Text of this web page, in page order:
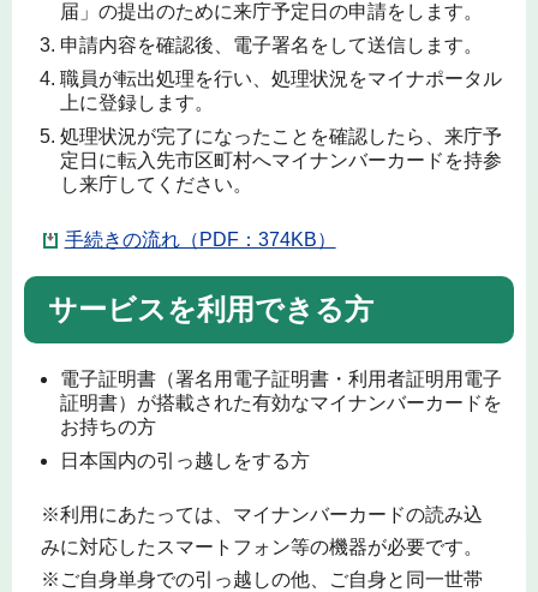
届」の提出のために来庁予定日の申請をします。
申請内容を確認後、電子署名をして送信します。
職員が転出処理を行い、処理状況をマイナポータル
上に登録します。
処理状況が完了になったことを確認したら、来庁予
定日に転入先市区町村へマイナンバーカードを持参
し来庁してください。
手続きの流れ（PDF：374KB）
サービスを利用できる方
電子証明書（署名用電子証明書・利用者証明用電子
証明書）が搭載された有効なマイナンバーカードを
お持ちの方
日本国内の引っ越しをする方
※利用にあたっては、マイナンバーカードの読み込
みに対応したスマートフォン等の機器が必要です。
※ご自身単身での引っ越しの他、ご自身と同一世帯